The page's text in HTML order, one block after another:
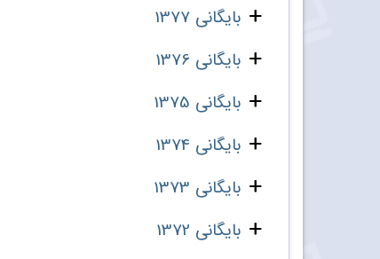
بایگانی 1377
بایگانی 1376
بایگانی 1375
بایگانی 1374
بایگانی 1373
بایگانی 1372